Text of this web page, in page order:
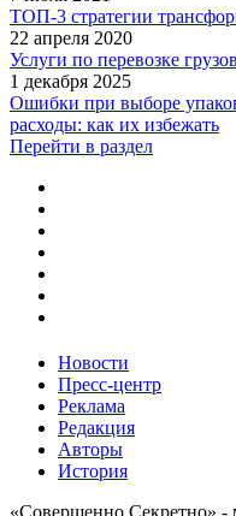
ТОП-3 стратегии
22 апреля 2020
Услуги по перевозке
1 декабря 2025
Ошибки при выборе
расходы: как их избежать
Перейти в раздел
Новости
Пресс-центр
Реклама
Редакция
Авторы
История
«Совершенно Секретно» -